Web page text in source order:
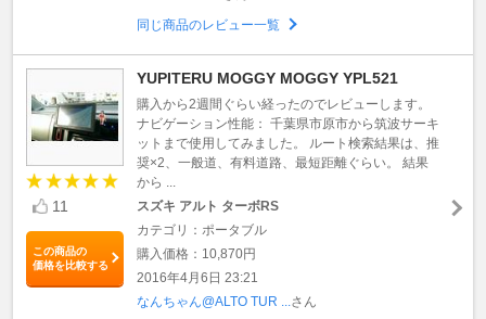
同じ商品のレビュー一覧
11
この商品の
価格を比較する
YUPITERU MOGGY MOGGY YPL521
購入から2週間ぐらい経ったのでレビューします。
ナビゲーション性能： 千葉県市原市から筑波サーキ
ットまで使用してみました。 ルート検索結果は、推
奨×2、一般道、有料道路、最短距離ぐらい。 結果
から ...
スズキ アルト ターボRS
カテゴリ：ポータブル
購入価格：10,870円
2016年4月6日 23:21
なんちゃん@ALTO TUR ... さん